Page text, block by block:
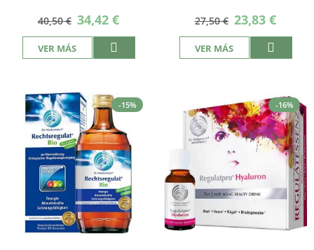
40,50 € Precio
especial
34,42 €
VER MÁS
27,50 € Precio
especial
23,83 €
VER MÁS
-15% -16%